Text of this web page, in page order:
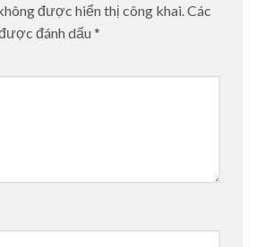
được hiển thị công khai. Các
đánh dấu *